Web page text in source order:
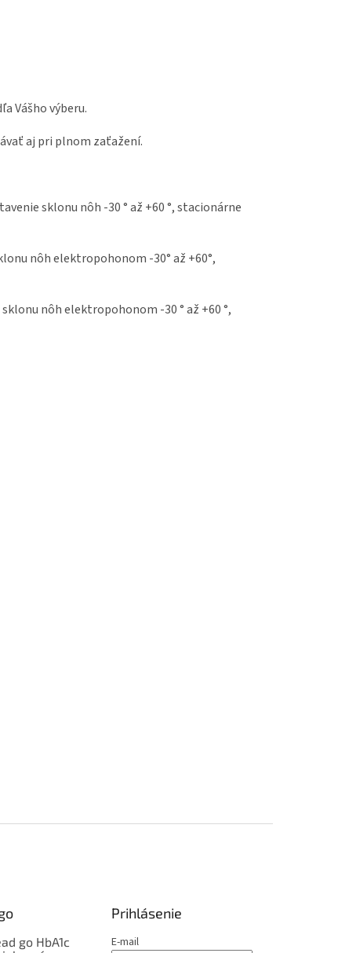
Vášho výberu.
aj pri plnom zaťažení.
sklonu nôh -30 ° až +60 °, stacionárne
nôh elektropohonom -30° až +60°,
nôh elektropohonom -30 ° až +60 °,
go HbA1c
Prihlásenie
E-mail